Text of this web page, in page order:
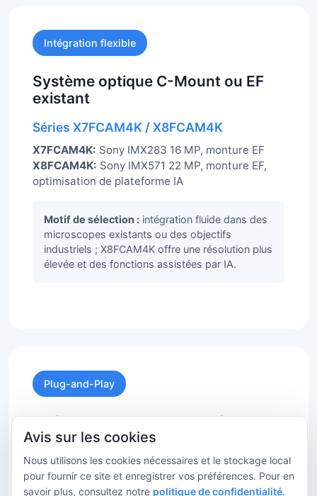
Intégration flexible
Système optique C-Mount ou EF
existant
Séries X7FCAM4K / X8FCAM4K
X7FCAM4K: Sony IMX283 16 MP, monture EF
X8FCAM4K: Sony IMX571 22 MP, monture EF,
optimisation de plateforme IA
Motif de sélection : intégration fluide dans des
microscopes existants ou des objectifs
industriels ; X8FCAM4K offre une résolution plus
élevée et des fonctions assistées par IA.
Plug-and-Play
Intégration minimale, prêt à l’emploi
LED annulaire ou coaxiale AFDM couplée au
grossissement.
Avis sur les cookies
Nous utilisons les cookies nécessaires et le stockage local
pour fournir ce site et enregistrer vos préférences. Pour en
savoir plus, consultez notre politique de confidentialité.